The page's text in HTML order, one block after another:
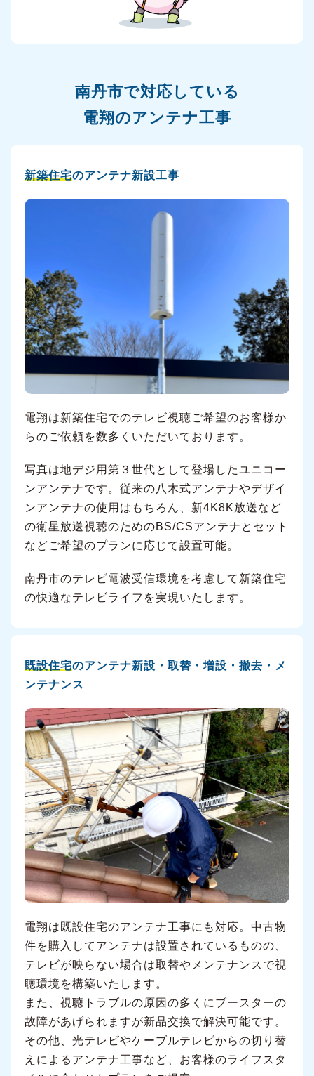
南丹市で対応している
電翔のアンテナ工事
新築住宅のアンテナ新設工事
電翔は新築住宅でのテレビ視聴ご希望のお客様か
らのご依頼を数多くいただいております。
写真は地デジ用第３世代として登場したユニコー
ンアンテナです。従来の八木式アンテナやデザイ
ンアンテナの使用はもちろん、新4K8K放送など
の衛星放送視聴のためのBS/CSアンテナとセット
などご希望のプランに応じて設置可能。
南丹市のテレビ電波受信環境を考慮して新築住宅
の快適なテレビライフを実現いたします。
既設住宅のアンテナ新設・取替・増設・撤去・メ
ンテナンス
電翔は既設住宅のアンテナ工事にも対応。中古物
件を購入してアンテナは設置されているものの、
テレビが映らない場合は取替やメンテナンスで視
聴環境を構築いたします。
また、視聴トラブルの原因の多くにブースターの
故障があげられますが新品交換で解決可能です。
その他、光テレビやケーブルテレビからの切り替
えによるアンテナ工事など、お客様のライフスタ